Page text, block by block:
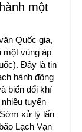
một
Quốc gia,
một vùng áp
Đây là tin
hành động
biến đổi khí
tuyến
xử lý lấn
Lạch Vạn